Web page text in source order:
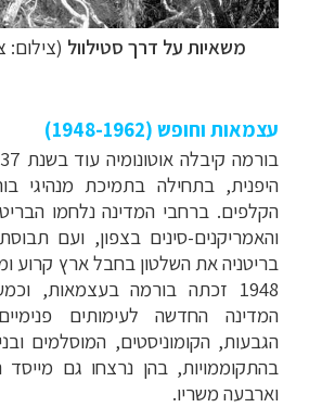
משאיות על דרך סטילוול (
עצמאות וחופש (1948-1962)
בורמה קיבלה אוטונומיה עוד בשנת 1937 אבל
היפנית, בתחילה בתמיכת מנהיגי
הקלפים. ברחבי המדינה נלחמו
והאמריקנים-סינים בצפון, ועם
בריטניה את השלטון בחבל ארץ קרוע
1948 זכתה
בורמה בעצמאות,
המדינה החדשה לעימותים
הגבעות,הקומוניסטים, המוסלמים
בהתקוממויות, בהן נרצחו גם מייסד
וארבעה משריו.